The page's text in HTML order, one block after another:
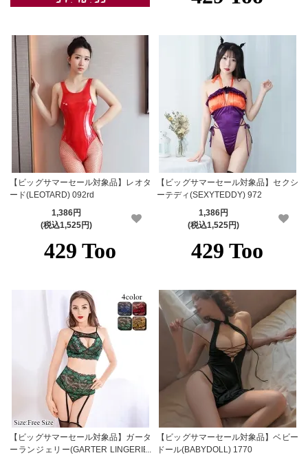
【ビッグサマーセール対象品】レオタ
ード(LEOTARD) 092rd
1,386円
(税込1,525円)
【ビッグサマーセール対象品】セクシ
ーテディ(SEXYTEDDY) 972
1,386円
(税込1,525円)
【ビッグサマーセール対象品】ガータ
ーランジェリー(GARTER LINGERIE)
【ビッグサマーセール対象品】ベビー
ドール(BABYDOLL) 1770